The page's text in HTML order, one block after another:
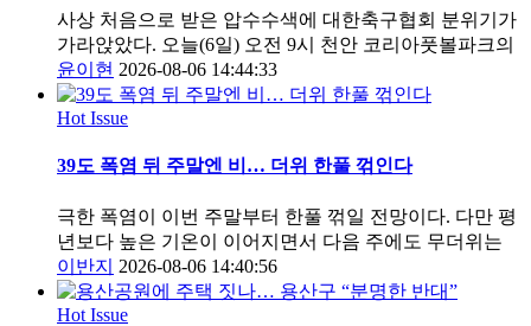
사상 처음으로 받은 압수수색에 대한축구협회 분위기가
가라앉았다. 오늘(6일) 오전 9시 천안 코리아풋볼파크의
윤이현 2026-08-06 14:44:33
Hot Issue
39도 폭염 뒤 주말엔 비… 더위 한풀 꺾인다
극한 폭염이 이번 주말부터 한풀 꺾일 전망이다. 다만 평
년보다 높은 기온이 이어지면서 다음 주에도 무더위는
이반지
2026-08-06 14:40:56
Hot Issue